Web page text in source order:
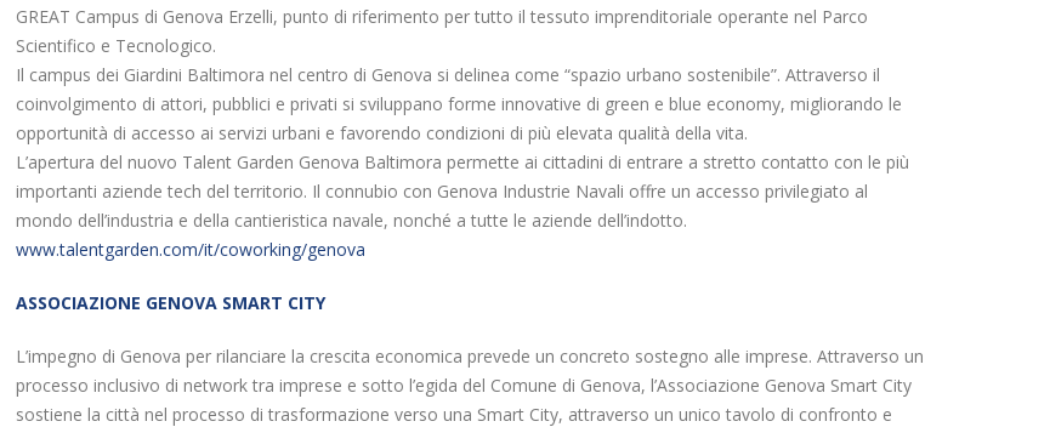
GREAT Campus di Genova Erzelli, punto di riferimento per tutto il tessuto imprenditoriale operante nel Parco
Scientifico e Tecnologico.
Il campus dei Giardini Baltimora nel centro di Genova si delinea come “spazio urbano sostenibile”. Attraverso il
coinvolgimento di attori, pubblici e privati si sviluppano forme innovative di green e blue economy, migliorando le
opportunità di accesso ai servizi urbani e favorendo condizioni di più elevata qualità della vita.
L’apertura del nuovo Talent Garden Genova Baltimora permette ai cittadini di entrare a stretto contatto con le più
importanti aziende tech del territorio. Il connubio con Genova Industrie Navali offre un accesso privilegiato al
mondo dell’industria e della cantieristica navale, nonché a tutte le aziende dell’indotto.
www.talentgarden.com/it/coworking/genova
ASSOCIAZIONE GENOVA SMART CITY
L’impegno di Genova per rilanciare la crescita economica prevede un concreto sostegno alle imprese. Attraverso un
processo inclusivo di network tra imprese e sotto l’egida del Comune di Genova, l’Associazione Genova Smart City
sostiene la città nel processo di trasformazione verso una Smart City, attraverso un unico tavolo di confronto e